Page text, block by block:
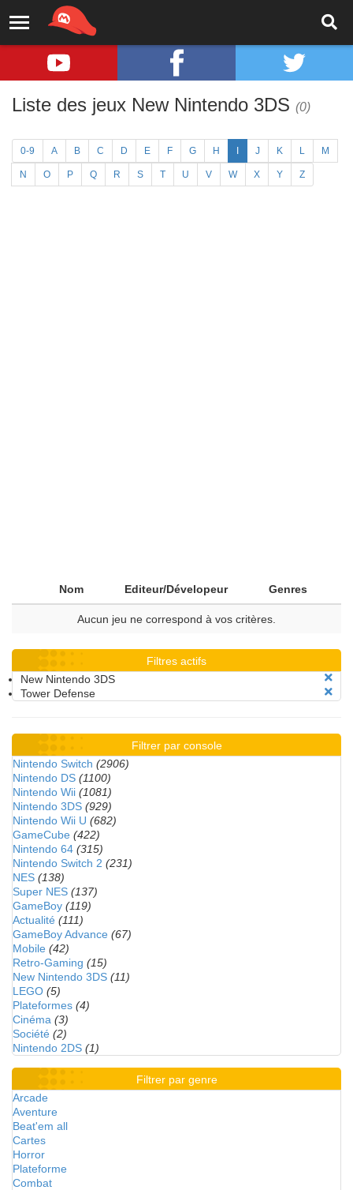
Liste des jeux New Nintendo 3DS (0)
0-9 A B C D E F G H J K L M
N O P Q R S T U V W X Y Z
Nom Editeur/Dévelopeur Genres
Aucun jeu ne correspond à vos critères.
Filtres actifs
New Nintendo 3DS
Tower Defense
Filtrer par console
Nintendo Switch (2906)
Nintendo DS (1100)
Nintendo Wii (1081)
Nintendo 3DS (929)
Nintendo Wii U (682)
GameCube (422)
Nintendo 64 (315)
Nintendo Switch 2 (231)
NES (138)
Super NES (137)
GameBoy (119)
Actualité (111)
GameBoy Advance (67)
Mobile (42)
Retro-Gaming (15)
New Nintendo 3DS (11)
LEGO (5)
Plateformes (4)
Cinéma (3)
Société (2)
Nintendo 2DS (1)
Filtrer par genre
Arcade
Aventure
Beat'em all
Cartes
Horror
Plateforme
Combat